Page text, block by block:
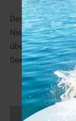
Der Banter See
Niedersachsen.
überwacht.
Seen.de!